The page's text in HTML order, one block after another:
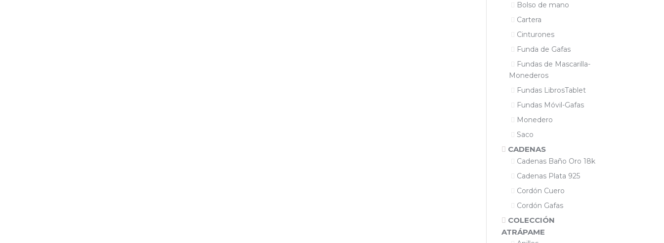
Bolso de mano
Cartera
Cinturones
Funda de Gafas
Fundas de Mascarilla-
Monederos
Fundas LibrosTablet
Fundas Móvil-Gafas
Monedero
Saco
CADENAS
Cadenas Baño Oro 18k
Cadenas Plata 925
Cordón Cuero
Cordón Gafas
COLECCIÓN
ATRÁPAME